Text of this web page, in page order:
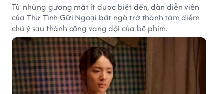
Từ những gương mặt ít được biết đến, dàn diễn viên
của Thư Tình Gửi Ngoại bất ngờ trở thành tâm điểm
chú ý sau thành công vang dội của bộ phim.